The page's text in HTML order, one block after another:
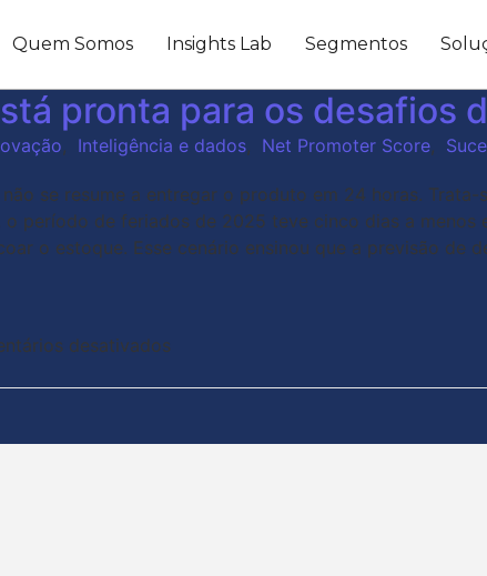
Quem Somos Insights Lab Segmentos
pronta para os desafios
, Inteligência e dados, Net Promoter Score,
se resume a entregar o produto em 24 horas.
período de feriados de 2025 teve cinco dias a
o estoque. Esse cenário ensinou que a previsão
desativados